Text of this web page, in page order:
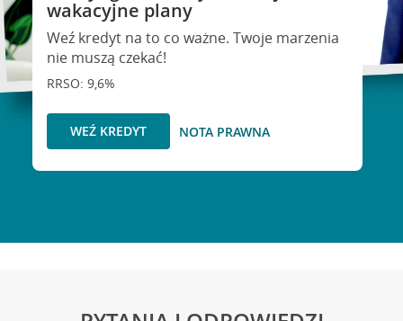
wakacyjne plany
Weź kredyt na to co ważne. Twoje marzenia
nie muszą czekać!
RRSO: 9,6%
WEŹ KREDYT NOTA PRAWNA